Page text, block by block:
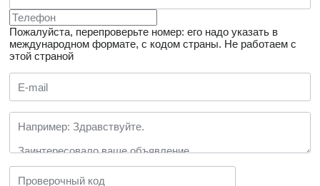
Пожалуйста, перепроверьте номер: его надо указать в
международном формате, с кодом страны. Не работаем с
этой страной